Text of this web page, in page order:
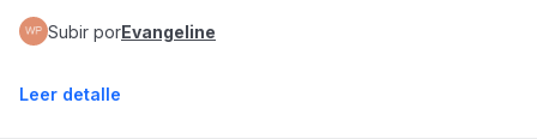
Subir porEvangeline
Leer detalle